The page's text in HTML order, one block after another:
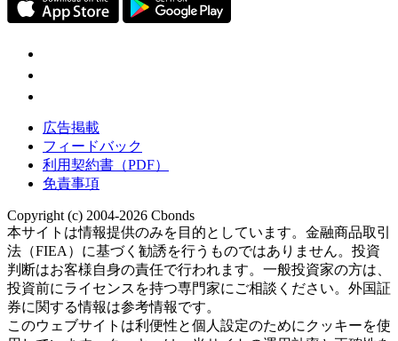
広告掲載
フィードバック
利用契約書（PDF）
免責事項
Copyright (c) 2004-2026 Cbonds
本サイトは情報提供のみを目的としています。金融商品取引
法（FIEA）に基づく勧誘を行うものではありません。投資
判断はお客様自身の責任で行われます。一般投資家の方は、
投資前にライセンスを持つ専門家にご相談ください。外国証
券に関する情報は参考情報です。
このウェブサイトは利便性と個人設定のためにクッキーを使